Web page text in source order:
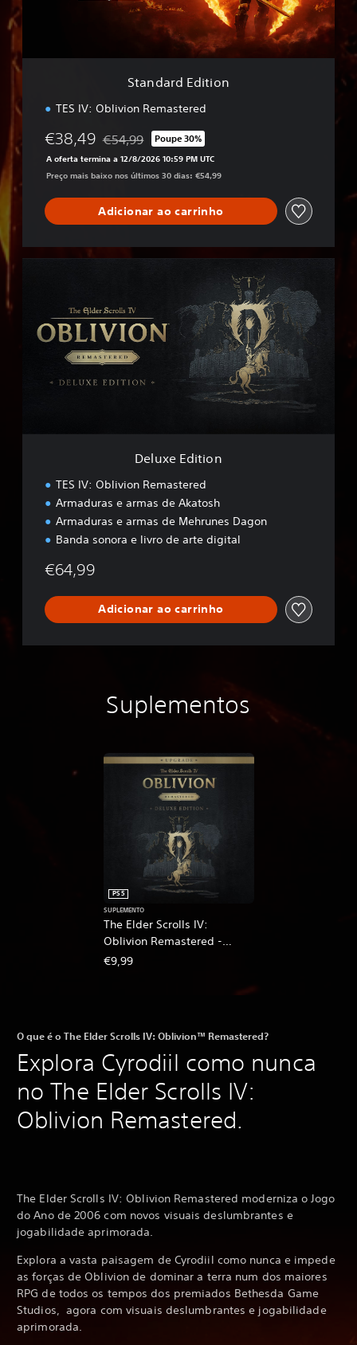
t
Standard Edition
TES IV: Oblivion Remastered
€38,49 Com desconto em relação ao preço original de
€54,99 Poupe 30%
A oferta termina a 12/8/2026 10:59 PM UTC
Preço mais baixo nos últimos 30 dias: €54,99
Adicionar ao carrinho
o
Deluxe Edition
TES IV: Oblivion Remastered
Armaduras e armas de Akatosh
Armaduras e armas de Mehrunes Dagon
Banda sonora e livro de arte digital
€64,99
Adicionar ao carrinho
Suplementos
The Elder Scrolls IV:
Oblivion Remastered -
Deluxe Edition Upgrade
PS5
SUPLEMENTO
€9,99
O que é o The Elder Scrolls IV: Oblivion™ Remastered?
Explora Cyrodiil como nunca
no The Elder Scrolls IV:
Oblivion Remastered.
The Elder Scrolls IV: Oblivion Remastered moderniza o Jogo
do Ano de 2006 com novos visuais deslumbrantes e
jogabilidade aprimorada.
Explora a vasta paisagem de Cyrodiil como nunca e impede
as forças de Oblivion de dominar a terra num dos maiores
RPG de todos os tempos dos premiados Bethesda Game
Studios, agora com visuais deslumbrantes e jogabilidade
aprimorada.